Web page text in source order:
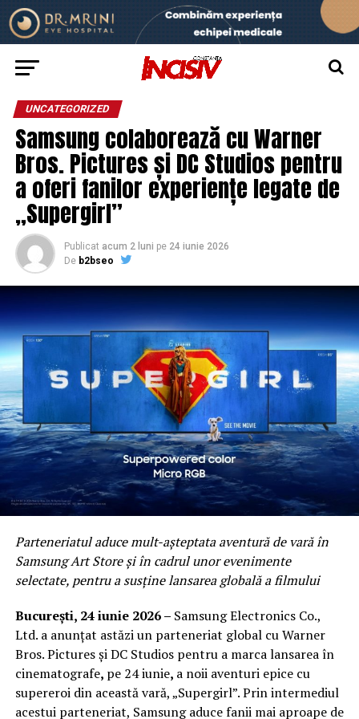
UNCATEGORIZED
Samsung colaborează cu Warner
Bros. Pictures și DC Studios pentru
a oferi fanilor experiențe legate de
„Supergirl”
Publicat acum 2 luni pe 24 iunie 2026
De b2bseo
Parteneriatul aduce mult-așteptata aventură de vară în
Samsung Art Store și în cadrul unor evenimente
selectate, pentru a susține lansarea globală a filmului
București, 24 iunie 2026 – Samsung Electronics Co.,
Ltd. a anunțat astăzi un parteneriat global cu Warner
Bros. Pictures și DC Studios pentru a marca lansarea în
cinematografe, pe 24 iunie, a noii aventuri epice cu
supereroi din această vară, „Supergirl”. Prin intermediul
acestui parteneriat, Samsung aduce fanii mai aproape de